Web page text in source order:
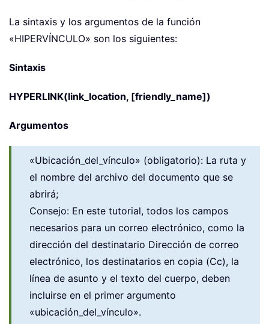
La sintaxis y los argumentos de la función
«HIPERVÍNCULO» son los siguientes:
Sintaxis
HYPERLINK(link_location, [friendly_name])
Argumentos
«Ubicación_del_vínculo» (obligatorio): La ruta y
el nombre del archivo del documento que se
abrirá;
Consejo: En este tutorial, todos los campos
necesarios para un correo electrónico, como la
dirección del destinatario Dirección de correo
electrónico, los destinatarios en copia (Cc), la
línea de asunto y el texto del cuerpo, deben
incluirse en el primer argumento
«ubicación_del_vínculo».